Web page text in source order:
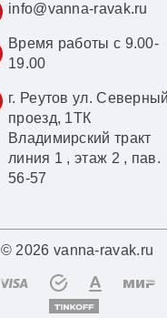
info@vanna-ravak.ru
Время работы с 9.00-
19.00
г. Реутов ул. Северный
проезд, 1ТК
Владимирский тракт
линия 1 , этаж 2 , пав.
56-57
© 2026 vanna-ravak.ru